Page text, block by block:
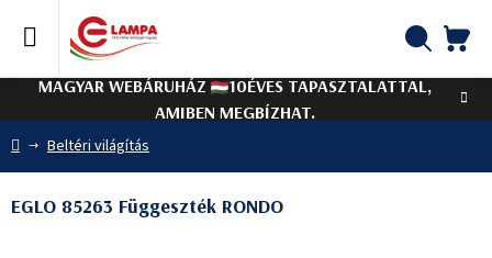
tartalomhoz
MAGYAR WEBÁRUHÁZ
10ÉVES TAPASZTALATTAL,
AMIBEN MEGBÍZHAT.
Kezdőlap
Beltéri világítás
EGLO 85263 Függeszték RONDO